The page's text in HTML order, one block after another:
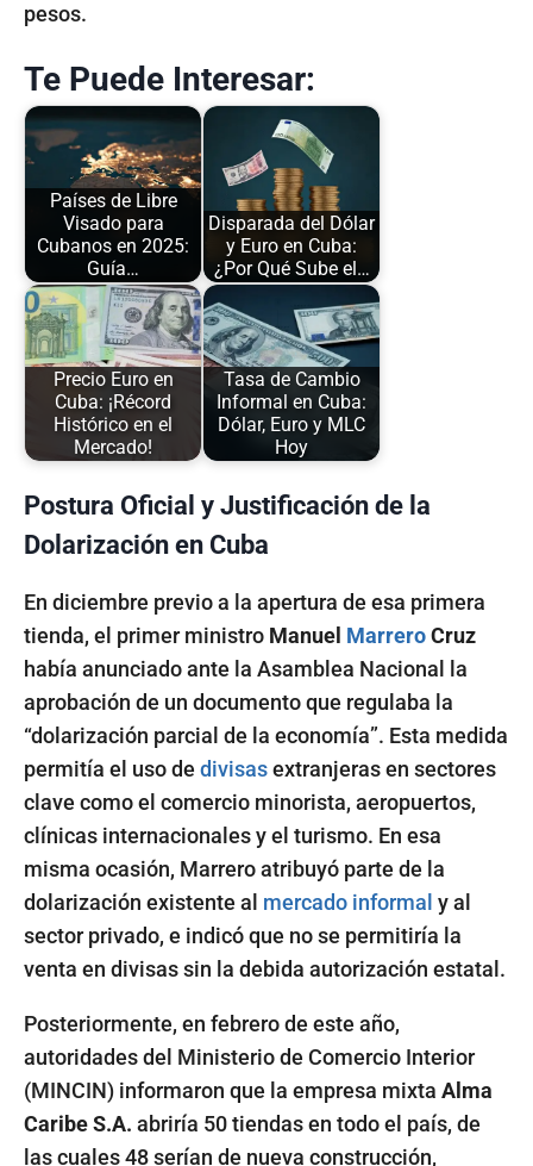
pesos.
Te Puede Interesar:
Países de Libre
Visado para
Cubanos en 2025:
Guía…
Disparada del Dólar
y Euro en Cuba:
¿Por Qué Sube el…
Precio Euro en
Cuba: ¡Récord
Histórico en el
Mercado!
Tasa de Cambio
Informal en Cuba:
Dólar, Euro y MLC
Hoy
Postura Oficial y Justificación de la
Dolarización en Cuba
En diciembre previo a la apertura de esa primera
tienda, el primer ministro Manuel MarreroCruz
había anunciado ante la Asamblea Nacional la
aprobación de un documento que regulaba la
“dolarización parcial de la economía”. Esta medida
permitía el uso de divisasextranjeras en sectores
clave como el comercio minorista, aeropuertos,
clínicas internacionales y el turismo. En esa
misma ocasión, Marrero atribuyó parte de la
dolarización existente al mercado informal y al
sector privado, e indicó que no se permitiría la
venta en divisas sin la debida autorización estatal.
Posteriormente, en febrero de este año,
autoridades del Ministerio de Comercio Interior
(MINCIN) informaron que la empresa mixta Alma
Caribe S.A. abriría 50 tiendas en todo el país, de
las cuales 48 serían de nueva construcción,